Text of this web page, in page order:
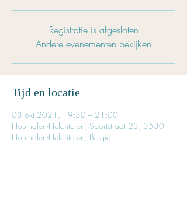
Registratie is afgesloten
Andere evenementen bekijken
Tijd en locatie
03 okt 2021, 19:30 – 21:00
Houthalen-Helchteren, Sportstraat 23, 3530
Houthalen-Helchteren, België